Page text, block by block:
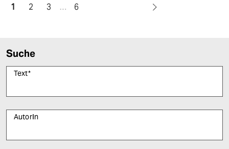
1 2 3 … 6
Suche
Text*
AutorIn